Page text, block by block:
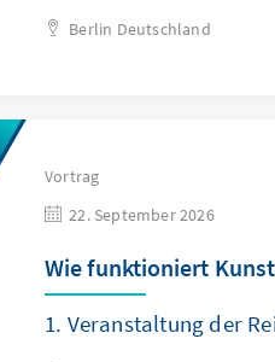
Berlin Deutschland
Vortrag
22. September 2026
Wie funktioniert
1. Veranstaltung der